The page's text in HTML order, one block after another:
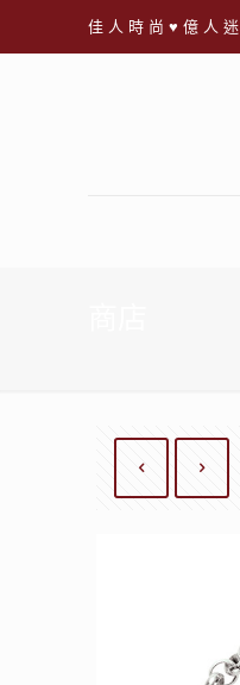
佳 人 時 尚 ♥ 億 人 迷